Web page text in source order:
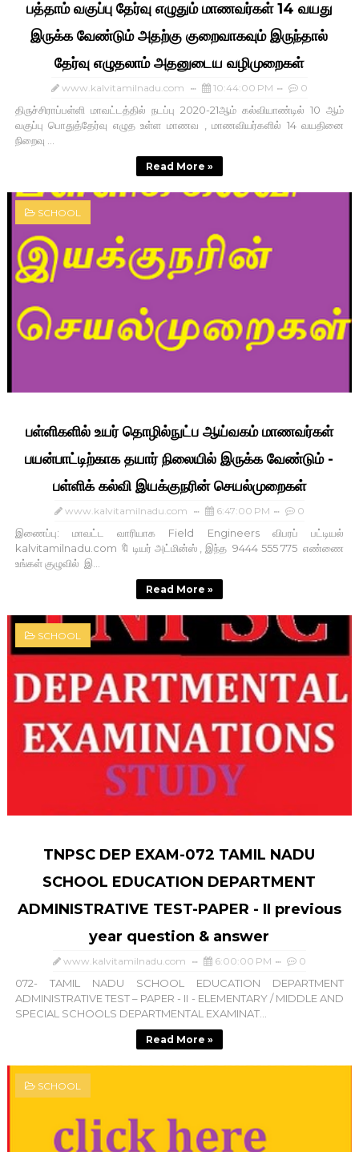
பத்தாம் வகுப்பு தேர்வு எழுதும் மாணவர்கள் 14 வயது
இருக்க வேண்டும் அதற்கு குறைவாகவும் இருந்தால்
தேர்வு எழுதலாம் அதனுடைய வழிமுறைகள்
www.kalvitamilnadu.com 10:44:00 PM 0
திருச்சிராப்பள்ளி மாவட்டத்தில் நடப்பு 2020-21ஆம் கல்வியாண்டில் 10 ஆம்
வகுப்பு பொதுத்தேர்வு எழுத உள்ள மாணவ , மாணவியர்களில் 14 வயதினை
நிறைவு ...
Read More »
SCHOOL
பள்ளிகளில் உயர் தொழில்நுட்ப ஆய்வகம் மாணவர்கள்
பயன்பாட்டிற்காக தயார் நிலையில் இருக்க வேண்டும் -
பள்ளிக் கல்வி இயக்குநரின் செயல்முறைகள்
www.kalvitamilnadu.com 6:47:00 PM 0
இணைப்பு: மாவட்ட வாரியாக Field Engineers விபரப் பட்டியல்
kalvitamilnadu.com 🔖 டியர் அட்மின்ஸ் , இந்த 9444 555 775 எண்ணை
உங்கள் குழுவில் இ...
Read More »
SCHOOL
TNPSC DEP EXAM-072 TAMIL NADU
SCHOOL EDUCATION DEPARTMENT
ADMINISTRATIVE TEST-PAPER - II previous
year question & answer
www.kalvitamilnadu.com 6:00:00 PM 0
072- TAMIL NADU SCHOOL EDUCATION DEPARTMENT
ADMINISTRATIVE TEST – PAPER - II - ELEMENTARY / MIDDLE AND
SPECIAL SCHOOLS DEPARTMENTAL EXAMINAT...
Read More »
SCHOOL